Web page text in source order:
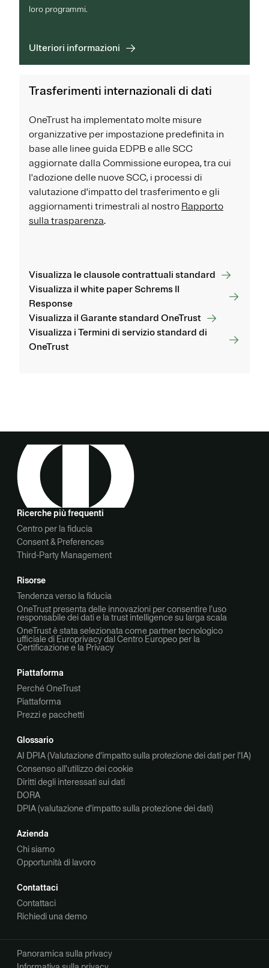
loro programmi.
Ulteriori informazioni
Trasferimenti internazionali di dati
OneTrust ha implementato molte misure
organizzative per impostazione predefinita in
base alle linee guida EDPB e alle SCC
aggiornate dalla Commissione europea, tra cui
l'adozione delle nuove SCC, i processi di
valutazione d'impatto del trasferimento e gli
aggiornamenti trimestrali al nostro Rapporto
sulla trasparenza.
Visualizza le clausole contrattuali standard
Visualizza il white paper Schrems II
Response
Visualizza il Garante standard OneTrust
Visualizza i Termini di servizio standard di
OneTrust
Ricerche più frequenti
Centro per la fiducia
Consent & Preferences
Third-Party Management
Risorse
Tendenza verso la fiducia
OneTrust presenta delle innovazioni per consentire l’uso
responsabile dei dati e la trust intelligence su larga scala
OneTrust è stata selezionata come partner tecnologico
ufficiale di Europrivacy dal Centro Europeo per la
Certificazione e la Privacy
Piattaforma
Perché OneTrust
Piattaforma
Prezzi e pacchetti
Glossario
AI DPIA (Valutazione d'impatto sulla protezione dei dati per l'IA)
Consenso all'utilizzo dei cookie
Diritti degli interessati sui dati
DORA
DPIA (valutazione d'impatto sulla protezione dei dati)
Azienda
Chi siamo
Opportunità di lavoro
Contattaci
Contattaci
Richiedi una demo
Panoramica sulla privacy